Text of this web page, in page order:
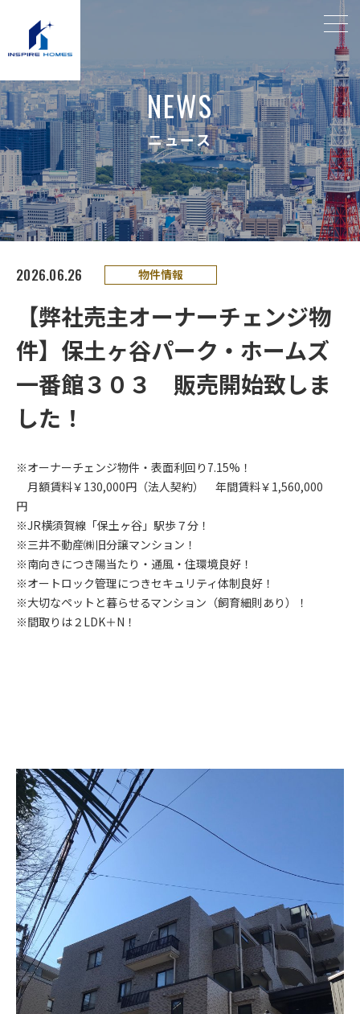
NEWS
ニュース
2026.06.26 物件情報
【弊社売主オーナーチェンジ物
件】保土ヶ谷パーク・ホームズ
一番館３０３ 販売開始致しま
した！
※オーナーチェンジ物件・表面利回り7.15%！
月額賃料￥130,000円（法人契約） 年間賃料￥1,560,000
円
※JR横須賀線「保土ヶ谷」駅歩７分！
※三井不動産㈱旧分譲マンション！
※南向きにつき陽当たり・通風・住環境良好！
※オートロック管理につきセキュリティ体制良好！
※大切なペットと暮らせるマンション（飼育細則あり）！
※間取りは２LDK＋N！